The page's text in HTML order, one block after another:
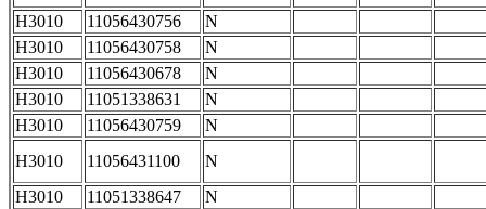
H3010
11056430756
N
H3010
11056430758
N
H3010
11056430678
N
H3010
11051338631
N
H3010
11056430759
N
H3010
11056431100
N
H3010
11051338647
N